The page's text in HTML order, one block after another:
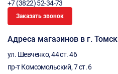
+7 (3822) 52-34-73
Заказать звонок
Адреса магазинов в г. Томск
ул. Шевченко, 44 ст. 46
пр-т Комсомольский, 7 ст. 6